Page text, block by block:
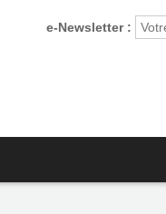
e-Newsletter :